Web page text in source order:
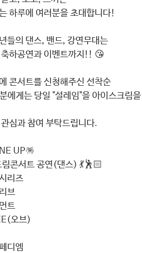
하루에 여러분을 초대합니다!
들의 댄스, 밴드, 강연무대는
하공연과 이벤트까지!! 😘
콘서트를 신청해주신 선착순
에게는 당일 "설레임"을 아이스크림
심과 참여 부탁드립니다.
UP🪅
콘서트 공연(댄스) 💃🕺🏻
리즈
브
트
오브)
디엠